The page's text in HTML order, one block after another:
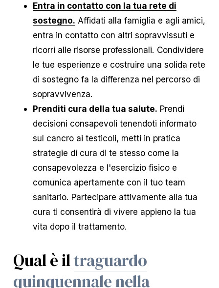
Entra in contatto con la tua rete di
sostegno. Affidati alla famiglia e agli amici,
entra in contatto con altri sopravvissuti e
ricorri alle risorse professionali. Condividere
le tue esperienze e costruire una solida rete
di sostegno fa la differenza nel percorso di
sopravvivenza.
Prenditi cura della tua salute. Prendi
decisioni consapevoli tenendoti informato
sul cancro ai testicoli, metti in pratica
strategie di cura di te stesso come la
consapevolezza e l'esercizio fisico e
comunica apertamente con il tuo team
sanitario. Partecipare attivamente alla tua
cura ti consentirà di vivere appieno la tua
vita dopo il trattamento.
Qual è iltraguardo
quinquennale nella